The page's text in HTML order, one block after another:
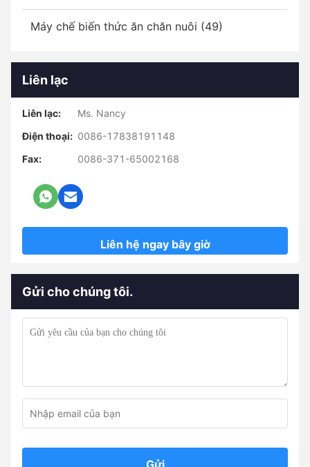
Máy chế biến thức ăn chăn nuôi (49)
Liên lạc
Liên lạc:
Ms. Nancy
Điện thoại: 0086-17838191148
Fax:
0086-371-65002168
Liên hệ ngay bây giờ
Gửi cho chúng tôi.
Gửi